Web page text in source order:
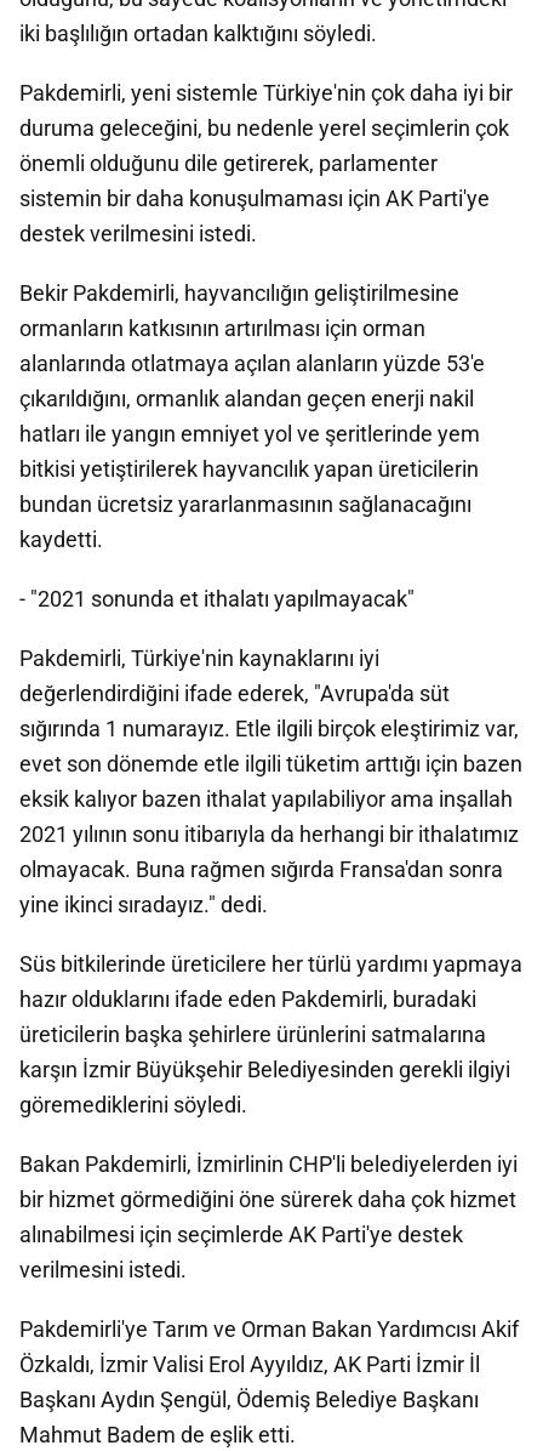
iki başlılığın ortadan kalktığını söyledi.
Pakdemirli, yeni sistemle Türkiye'nin çok daha iyi bir
duruma geleceğini, bu nedenle yerel seçimlerin çok
önemli olduğunu dile getirerek, parlamenter
sistemin bir daha konuşulmaması için AK Parti'ye
destek verilmesini istedi.
Bekir Pakdemirli, hayvancılığın geliştirilmesine
ormanların katkısının artırılması için orman
alanlarında otlatmaya açılan alanların yüzde 53'e
çıkarıldığını, ormanlık alandan geçen enerji nakil
hatları ile yangın emniyet yol ve şeritlerinde yem
bitkisi yetiştirilerek hayvancılık yapan üreticilerin
bundan ücretsiz yararlanmasının sağlanacağını
kaydetti.
- "2021 sonunda et ithalatı yapılmayacak"
Pakdemirli, Türkiye'nin kaynaklarını iyi
değerlendirdiğini ifade ederek, "Avrupa'da süt
sığırında 1 numarayız. Etle ilgili birçok eleştirimiz var,
evet son dönemde etle ilgili tüketim arttığı için bazen
eksik kalıyor bazen ithalat yapılabiliyor ama inşallah
2021 yılının sonu itibarıyla da herhangi bir ithalatımız
olmayacak. Buna rağmen sığırda Fransa'dan sonra
yine ikinci sıradayız." dedi.
Süs bitkilerinde üreticilere her türlü yardımı yapmaya
hazır olduklarını ifade eden Pakdemirli, buradaki
üreticilerin başka şehirlere ürünlerini satmalarına
karşın İzmir Büyükşehir Belediyesinden gerekli ilgiyi
göremediklerini söyledi.
Bakan Pakdemirli, İzmirlinin CHP'li belediyelerden iyi
bir hizmet görmediğini öne sürerek daha çok hizmet
alınabilmesi için seçimlerde AK Parti'ye destek
verilmesini istedi.
Pakdemirli'ye Tarım ve Orman Bakan Yardımcısı Akif
Özkaldı, İzmir Valisi Erol Ayyıldız, AK Parti İzmir İl
Başkanı Aydın Şengül, Ödemiş Belediye Başkanı
Mahmut Badem de eşlik etti.